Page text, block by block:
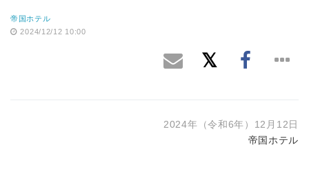
帝国ホテル
2024/12/12 10:00
2024年（令和6年）12月12日
帝国ホテル